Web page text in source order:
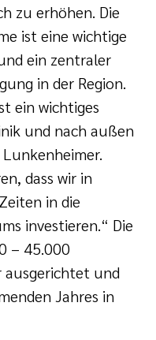
zu erhöhen. Die
ist eine wichtige
ein zentraler
in der Region.
ein wichtiges
und nach außen
dass wir in
in die
investieren.“ Die
– 45.000
und
Jahres in